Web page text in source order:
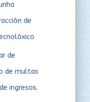
de
de
de multas
ingresos.